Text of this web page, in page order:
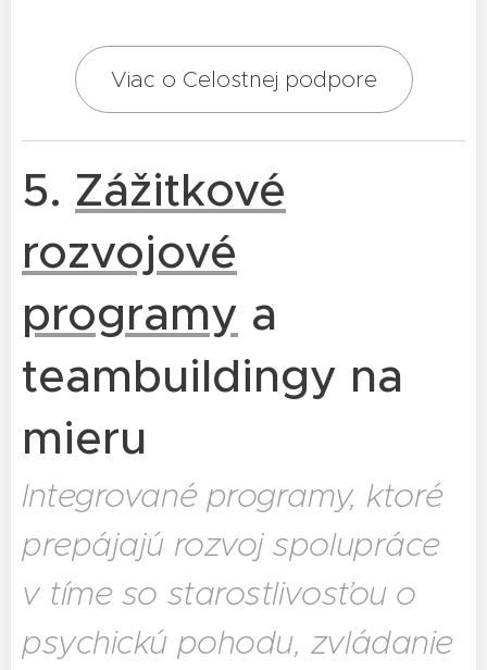
Viac o Celostnej podpore
5. Zážitkové
rozvojové
programy a
teambuildingy na
mieru
Integrované programy, ktoré
prepájajú rozvoj spolupráce
v tíme so starostlivosťou o
psychickú pohodu, zvládanie